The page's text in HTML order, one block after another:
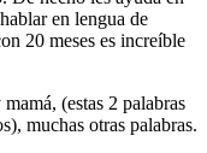
en lengua de
20 meses es increíble
(estas 2 palabras
muchas otras palabras.